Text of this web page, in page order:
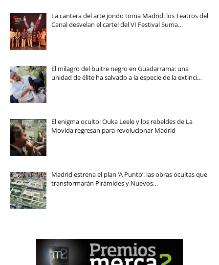
La cantera del arte jondo toma Madrid: los Teatros del
Canal desvelan el cartel del VI Festival Suma…
El milagro del buitre negro en Guadarrama: una
unidad de élite ha salvado a la especie de la extinci…
El enigma oculto: Ouka Leele y los rebeldes de La
Movida regresan para revolucionar Madrid
Madrid estrena el plan ‘A Punto’: las obras ocultas que
transformarán Pirámides y Nuevos…